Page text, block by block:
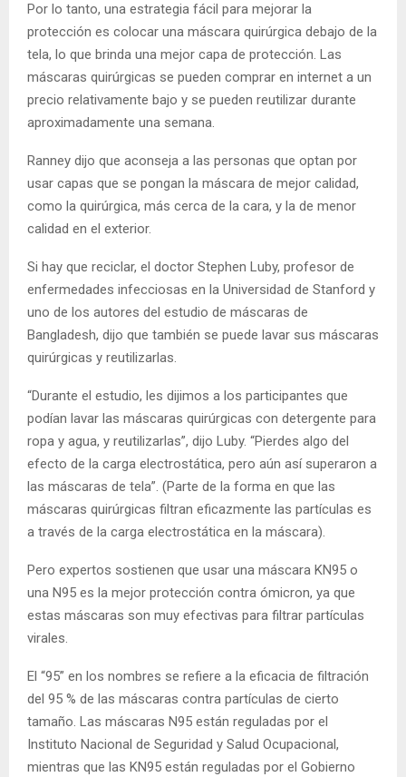
Por lo tanto, una estrategia fácil para mejorar la
protección es colocar una máscara quirúrgica debajo de la
tela, lo que brinda una mejor capa de protección. Las
máscaras quirúrgicas se pueden comprar en internet a un
precio relativamente bajo y se pueden reutilizar durante
aproximadamente una semana.
Ranney dijo que aconseja a las personas que optan por
usar capas que se pongan la máscara de mejor calidad,
como la quirúrgica, más cerca de la cara, y la de menor
calidad en el exterior.
Si hay que reciclar, el doctor Stephen Luby, profesor de
enfermedades infecciosas en la Universidad de Stanford y
uno de los autores del estudio de máscaras de
Bangladesh, dijo que también se puede lavar sus máscaras
quirúrgicas y reutilizarlas.
“Durante el estudio, les dijimos a los participantes que
podían lavar las máscaras quirúrgicas con detergente para
ropa y agua, y reutilizarlas”, dijo Luby. “Pierdes algo del
efecto de la carga electrostática, pero aún así superaron a
las máscaras de tela”. (Parte de la forma en que las
máscaras quirúrgicas filtran eficazmente las partículas es
a través de la carga electrostática en la máscara).
Pero expertos sostienen que usar una máscara KN95 o
una N95 es la mejor protección contra ómicron, ya que
estas máscaras son muy efectivas para filtrar partículas
virales.
El “95” en los nombres se refiere a la eficacia de filtración
del 95 % de las máscaras contra partículas de cierto
tamaño. Las máscaras N95 están reguladas por el
Instituto Nacional de Seguridad y Salud Ocupacional,
mientras que las KN95 están reguladas por el Gobierno